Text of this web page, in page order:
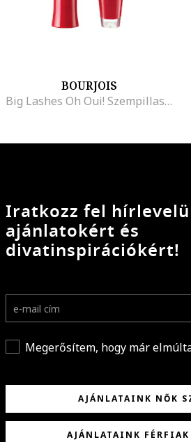
BOURJOIS
Big Lashes Oh Oui! Szempillaspirál, Fekete, 7 ml
Iratkozz fel
ajánlatokért és
divatinspirációkért!
Megerősítem, hogy már
AJÁNLATAINK NŐK
AJÁNLATAINK FÉRFIAK